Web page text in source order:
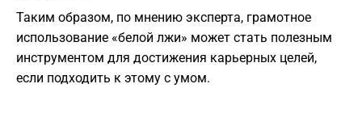
Таким образом, по мнению эксперта, грамотное
использование «белой лжи» может стать полезным
инструментом для достижения карьерных целей,
если подходить к этому с умом.